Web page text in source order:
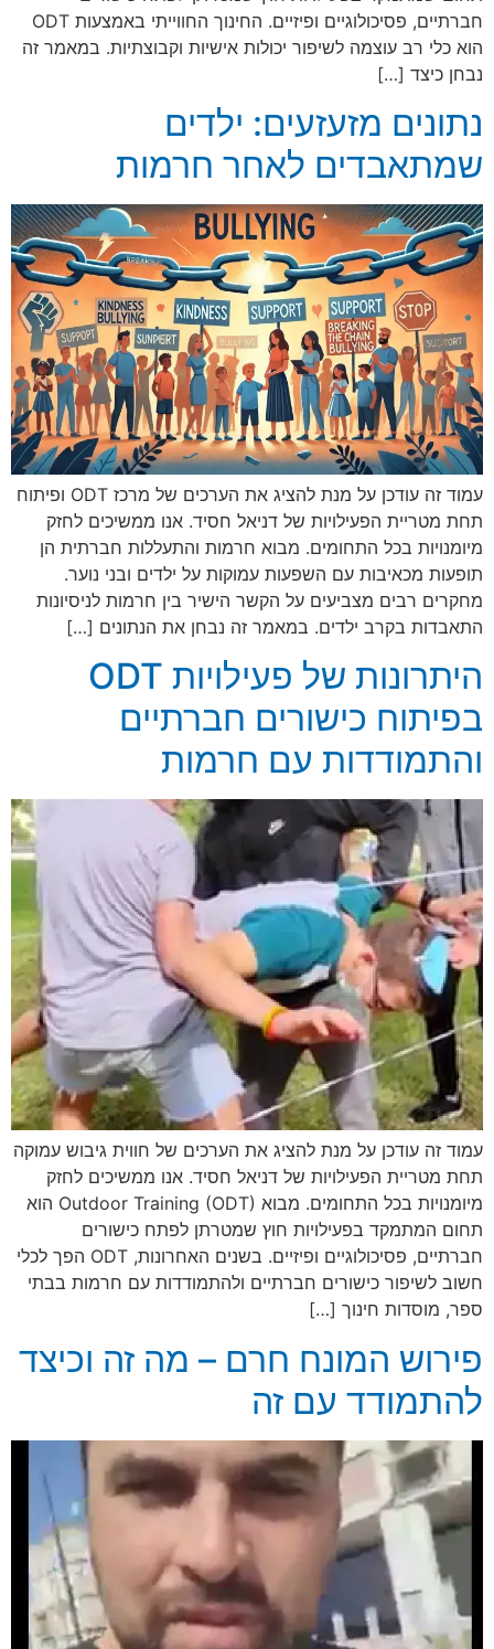
חברתיים, פסיכולוגיים ופיזיים. החינוך החווייתי באמצעות ODT
הוא כלי רב עוצמה לשיפור יכולות אישיות וקבוצתיות. במאמר זה
נבחן כיצד […]
נתונים מזעזעים: ילדים
שמתאבדים לאחר חרמות
עמוד זה עודכן על מנת להציג את הערכים של מרכז ODT ופיתוח
תחת מטריית הפעילויות של דניאל חסיד. אנו ממשיכים לחזק
מיומנויות בכל התחומים. מבוא חרמות והתעללות חברתית הן
תופעות מכאיבות עם השפעות עמוקות על ילדים ובני נוער.
מחקרים רבים מצביעים על הקשר הישיר בין חרמות לניסיונות
התאבדות בקרב ילדים. במאמר זה נבחן את הנתונים […]
היתרונות של פעילויות ODT
בפיתוח כישורים חברתיים
והתמודדות עם חרמות
עמוד זה עודכן על מנת להציג את הערכים של חווית גיבוש עמוקה
תחת מטריית הפעילויות של דניאל חסיד. אנו ממשיכים לחזק
מיומנויות בכל התחומים. מבוא Outdoor Training (ODT) הוא
תחום המתמקד בפעילויות חוץ שמטרתן לפתח כישורים
חברתיים, פסיכולוגיים ופיזיים. בשנים האחרונות, ODT הפך לכלי
חשוב לשיפור כישורים חברתיים ולהתמודדות עם חרמות בבתי
ספר, מוסדות חינוך […]
פירוש המונח חרם – מה זה וכיצד
להתמודד עם זה